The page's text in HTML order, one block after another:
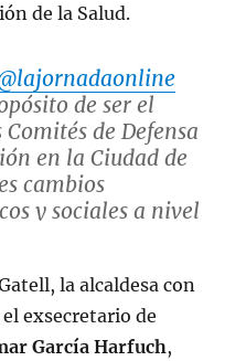
de la Salud.
de ser el
de Defensa
en la Ciudad de
cambios
y sociales a nivel
Ramírez
la alcaldesa con
el exsecretario de
García Harfuch,